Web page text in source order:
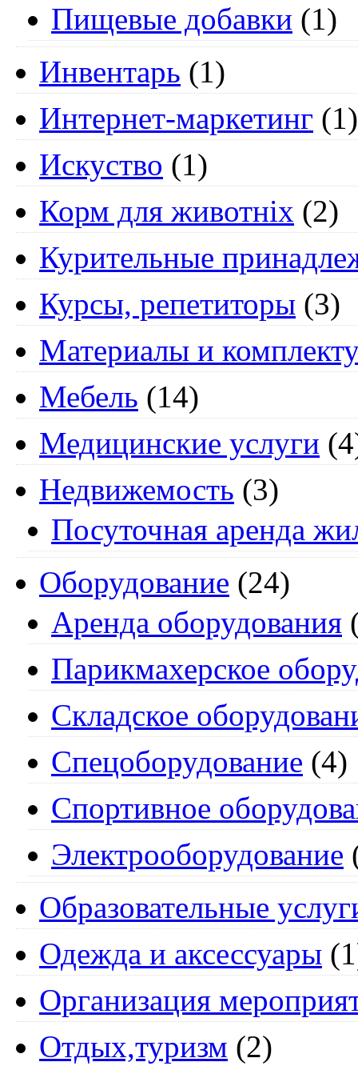
Пищевые добавки (1)
Инвентарь (1)
Интернет-маркетинг (1)
Искуство (1)
Корм для животніх (2)
Курительные
Курсы, репетиторы (3)
Материалы и
Мебель (14)
Медицинские услуги
Недвижемость (3)
Посуточная аренда
Оборудование (24)
Аренда оборудования
Парикмахерское
Складское
Спецоборудование (4)
Спортивное
Электрооборудование
Образовательные
Одежда и аксессуары
Организация
Отдых,туризм (2)